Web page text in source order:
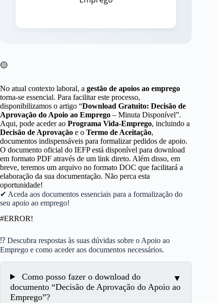
🟡
No atual contexto laboral, a gestão de apoios ao emprego
torna-se essencial. Para facilitar este processo,
disponibilizamos o artigo “Download Gratuito: Decisão de
Aprovação do Apoio ao Emprego – Minuta Disponível”.
Aqui, pode aceder ao Programa Vida-Emprego, incluindo a
Decisão de Aprovação e o Termo de Aceitação,
documentos indispensáveis para formalizar pedidos de apoio.
O documento oficial do IEFP está disponível para download
em formato PDF através de um link direto. Além disso, em
breve, teremos um arquivo no formato DOC que facilitará a
elaboração da sua documentação. Não perca esta
oportunidade!
✔ Aceda aos documentos essenciais para a formalização do
seu apoio ao emprego!
#ERROR!
⁉ Descubra respostas às suas dúvidas sobre o Apoio ao
Emprego e como aceder aos documentos necessários.
Como posso fazer o download do
documento “Decisão de Aprovação do Apoio ao
Emprego”?